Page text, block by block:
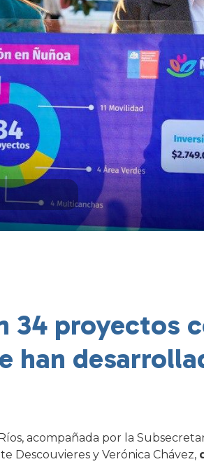
34 proyectos
han
acompañada por la
Descouvieres y Verónica Chávez,